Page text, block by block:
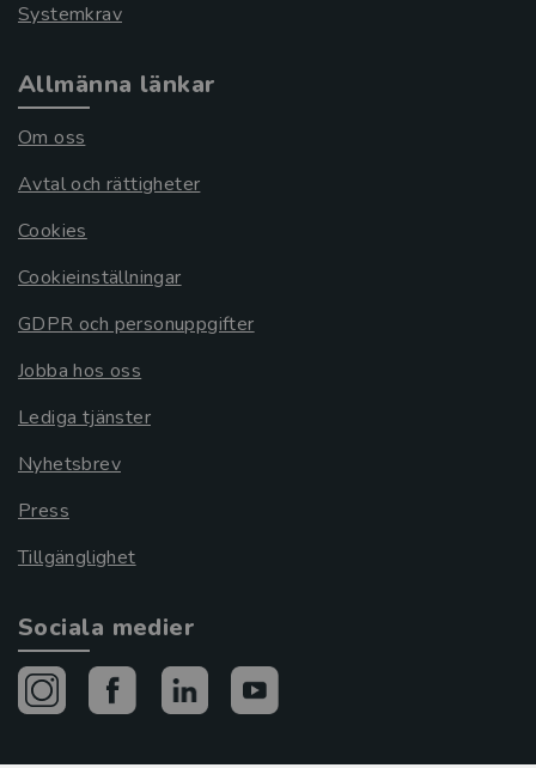
Systemkrav
Allmänna länkar
Om oss
Avtal och rättigheter
Cookies
Cookieinställningar
GDPR och personuppgifter
Jobba hos oss
Lediga tjänster
Nyhetsbrev
Press
Tillgänglighet
Sociala medier